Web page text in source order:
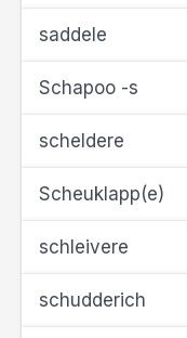
saddele
Schapoo -s
scheldere
Scheuklapp(e)
schleivere
schudderich